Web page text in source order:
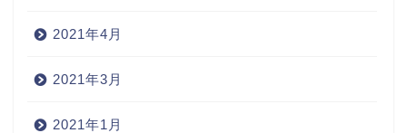
2021年4月
2021年3月
2021年1月